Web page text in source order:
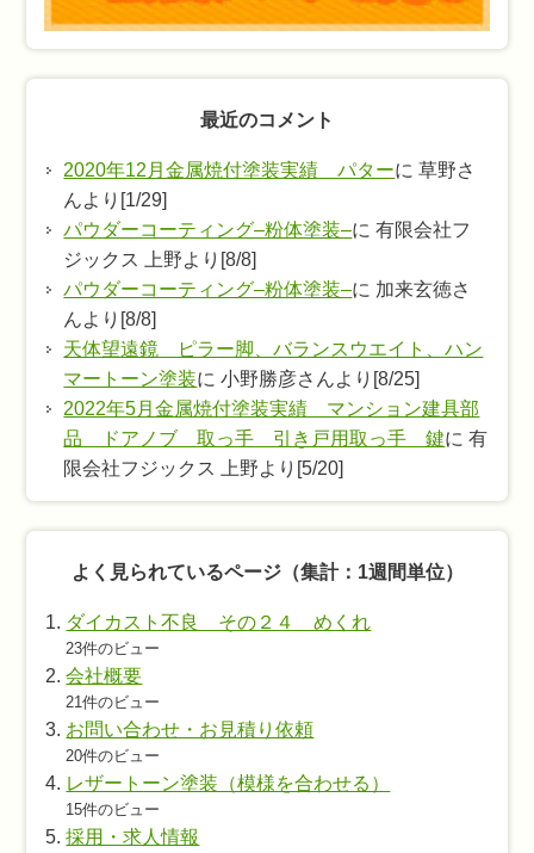
最近のコメント
2020年12月金属焼付塗装実績 パターに 草野さ
んより[1/29]
パウダーコーティング–粉体塗装–に 有限会社フ
ジックス 上野より[8/8]
パウダーコーティング–粉体塗装–に 加来玄徳さ
んより[8/8]
天体望遠鏡 ピラー脚、バランスウエイト、ハン
マートーン塗装に 小野勝彦さんより[8/25]
2022年5月金属焼付塗装実績 マンション建具部
品 ドアノブ 取っ手 引き戸用取っ手 鍵に 有
限会社フジックス 上野より[5/20]
よく見られているページ（集計：1週間単位）
ダイカスト不良 その２４ めくれ
23件のビュー
会社概要
21件のビュー
お問い合わせ・お見積り依頼
20件のビュー
レザートーン塗装（模様を合わせる）
15件のビュー
採用・求人情報